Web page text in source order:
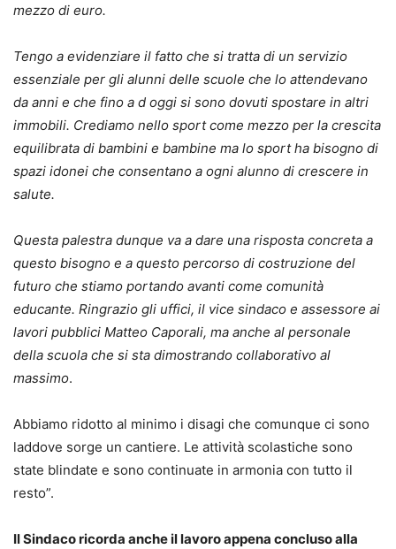
mezzo di euro.
Tengo a evidenziare il fatto che si tratta di un servizio
essenziale per gli alunni delle scuole che lo attendevano
da anni e che fino a d oggi si sono dovuti spostare in altri
immobili. Crediamo nello sport come mezzo per la crescita
equilibrata di bambini e bambine ma lo sport ha bisogno di
spazi idonei che consentano a ogni alunno di crescere in
salute.
Questa palestra dunque va a dare una risposta concreta a
questo bisogno e a questo percorso di costruzione del
futuro che stiamo portando avanti come comunità
educante. Ringrazio gli uffici, il vice sindaco e assessore ai
lavori pubblici Matteo Caporali, ma anche al personale
della scuola che si sta dimostrando collaborativo al
massimo.
Abbiamo ridotto al minimo i disagi che comunque ci sono
laddove sorge un cantiere. Le attività scolastiche sono
state blindate e sono continuate in armonia con tutto il
resto”.
Il Sindaco ricorda anche il lavoro appena concluso alla